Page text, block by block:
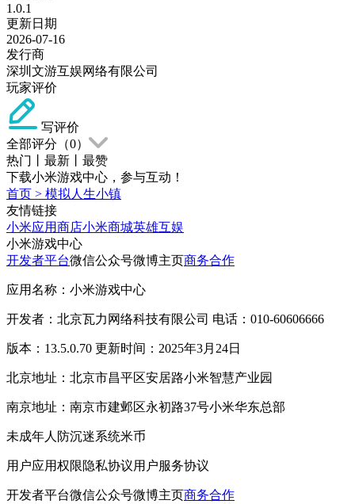
1.0.1
更新日期
2026-07-16
发行商
深圳文游互娱网络有限公司
玩家评价
写评价
全部评分（0）
热门
最新
最赞
下载小米游戏中心，参与互动！
首页 > 模拟人生小镇
友情链接
小米应用商店小米商城英雄互娱
小米游戏中心
开发者平台微信公众号微博主页商务合作
应用名称：小米游戏中心
开发者：北京瓦力网络科技有限公司 电话：010-60606666
版本：13.5.0.70 更新时间：2025年3月24日
北京地址：北京市昌平区安居路小米智慧产业园
南京地址：南京市建邺区永初路37号小米华东总部
未成年人防沉迷系统米币
用户应用权限隐私协议用户服务协议
开发者平台微信公众号微博主页商务合作